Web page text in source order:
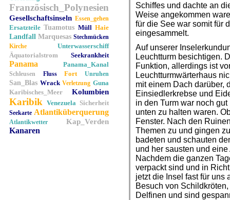
Französisch_Polynesien
Gesellschaftsinseln Essen_gehen
Ersatzteile Tuamotus Müll Haie
Landfall Marquesas Stechmücken
Kirche
Unterwasserschiff
Äquatorialstrom
Seekrankheit
Panama Panama_Kanal
Schleusen Fluss Fort Unruhen
San_Blas Wrack Verletzung Guna
Karibisches_Meer
Kolumbien
Karibik Venezuela Sicherheit
Seekarte Atlantiküberquerung
Atlantikwetter Kap_Verden
Kanaren
Schiffes und dachte an
Weise angekommen
für die See war somit für
eingesammelt.
Auf unserer
Leuchtturm besichtigen.
Funktion, allerdings ist
Leuchtturmwärterhaus
mit einem Dach darüber,
Einsiedlerkrebse und
in den Turm war noch
unten zu halten waren.
Fenster. Nach den
Themen zu und gingen
badeten und schauten
und her sausten und
Nachdem die ganzen
verpackt sind und in
jetzt die Insel fast für uns
Besuch von
Delfinen und sind